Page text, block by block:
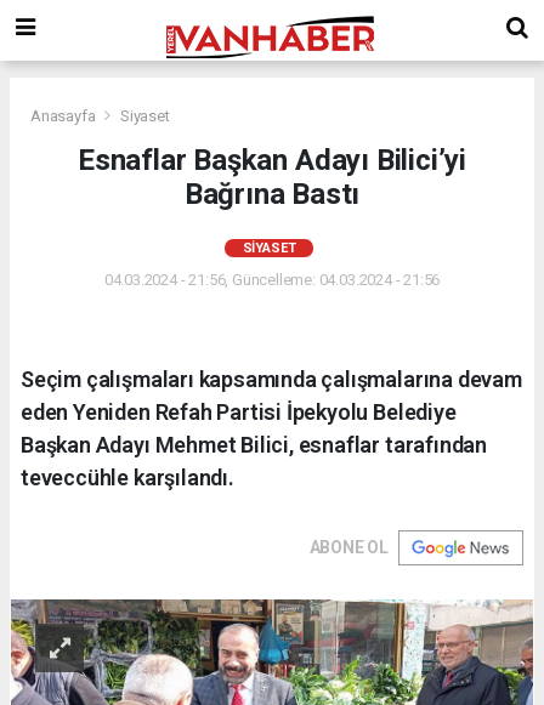
Anasayfa Siyaset
Esnaflar Başkan Adayı Bilici’yi
Bağrına Bastı
SIYASET
04.03.2024 - 21:56, Güncelleme: 04.03.2024 - 21:56
Seçim çalışmaları kapsamında çalışmalarına devam
eden Yeniden Refah Partisi İpekyolu Belediye
Başkan Adayı Mehmet Bilici, esnaflar tarafından
teveccühle karşılandı.
ABONE OL